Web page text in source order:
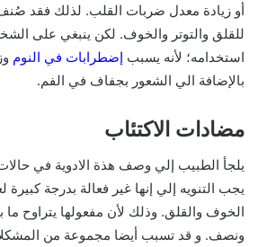
أو زيادة معدل ضربات القلب. لذلك فقد
للقلق والتوتر والخوف. لكن ينبغي على
استخدامه؛ لأنه يسبب إضطرابات في النوم
بالإضافة الي الشعور بجفاف في الفم.
مضادات الاكتئاب
يلجأ الطبيب إلي وصف هذة الادوية في
يجب التنويه إلي إنها غير فعالة بدرجة كبيرة
الخوف والقلق. وذلك لأن مفعولها يتراوح
ونصف. و قد تسبب أيضا مجموعة من